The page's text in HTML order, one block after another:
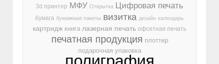
3d принтер МФУ Открытка Цифровая печать
бумага бумажные пакеты визитка дизайн календарь
картридж книга лазерная печать офсетная печать
печатная продукция плоттер
подарочная упаковка